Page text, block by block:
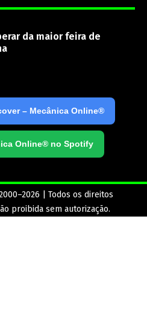
da maior feira de
– Mecânica Online®
Online® no Spotify
| Todos os direitos
proibida sem autorização.